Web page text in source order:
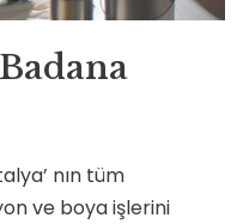
nın tüm
ve boya işlerini